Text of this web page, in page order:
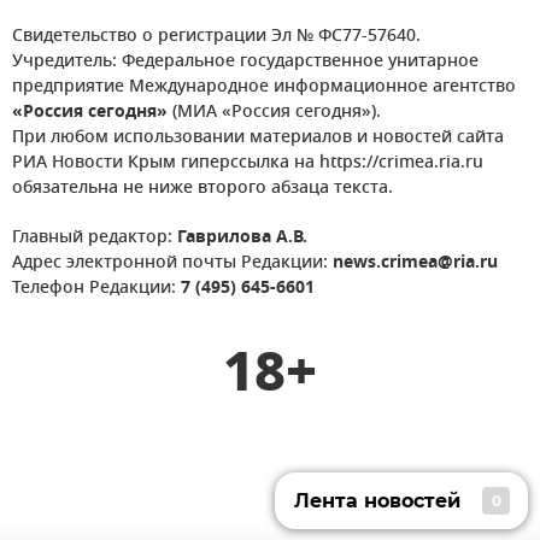
Свидетельство о регистрации Эл № ФС77-57640.
Учредитель: Федеральное государственное унитарное
предприятие Международное информационное агентство
«Россия сегодня» (МИА «Россия сегодня»).
При любом использовании материалов и новостей сайта
РИА Новости Крым гиперссылка на https://crimea.ria.ru
обязательна не ниже второго абзаца текста.
Главный редактор: Гаврилова А.В.
Адрес электронной почты Редакции: news.crimea@ria.ru
Телефон Редакции: 7 (495) 645-6601
18+
Лента новостей 0
Лента новостей